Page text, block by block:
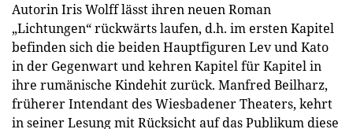
Autorin Iris Wolff lässt ihren neuen Roman
„Lichtungen“ rückwärts laufen, d.h. im ersten Kapitel
befinden sich die beiden Hauptfiguren Lev und Kato
in der Gegenwart und kehren Kapitel für Kapitel in
ihre rumänische Kindehit zurück. Manfred Beilharz,
früherer Intendant des Wiesbadener Theaters, kehrt
in seiner Lesung mit Rücksicht auf das Publikum diese